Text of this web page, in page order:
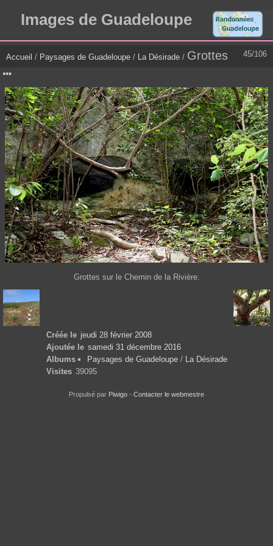
Images de Guadeloupe
45/106
Accueil / Paysages de Guadeloupe / La Désirade / Grottes
Grottes sur le Chemin de la Rivière.
Créée le jeudi 28 février 2008
Ajoutée le samedi 31 décembre 2016
Albums
Paysages de Guadeloupe / La Désirade
Visites 39095
Propulsé par Piwigo - Contacter le webmestre